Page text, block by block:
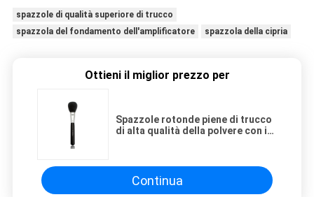
spazzole di qualità superiore di trucco
spazzola del fondamento dell'amplificatore
spazzola della cipria
Ottieni il miglior prezzo per
Spazzole rotonde piene di trucco
di alta qualità della polvere con i
Continua